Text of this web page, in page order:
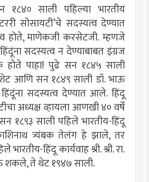
साली पहिल्या भारतीय
सोसायटी’चे सदस्यत्व देण्यात
होते, माणेकजी करसेटजी. म्हणजे
सदस्यत्व न देण्याबाबत इंग्रज
पाहा! पुढे सन १८४५ साली
आणि सन १८४९ साली डॉ. भाऊ
सदस्यत्व देण्यात आले. हिंदू
अध्यक्ष व्हायला आणखी ४० वर्षे
१८९३ साली पहिले भारतीय-हिंदू
त्र्यंबक तेलंग हे झाले, तर
भारतीय-हिंदू कार्यवाह श्री. श्री. रा.
शकले, ते थेट १९४७ साली.